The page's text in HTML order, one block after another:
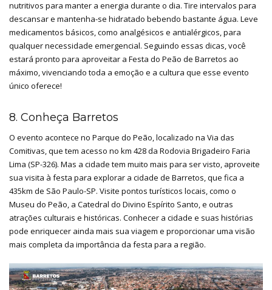
nutritivos para manter a energia durante o dia. Tire intervalos para
descansar e mantenha-se hidratado bebendo bastante água. Leve
medicamentos básicos, como analgésicos e antialérgicos, para
qualquer necessidade emergencial. Seguindo essas dicas, você
estará pronto para aproveitar a Festa do Peão de Barretos ao
máximo, vivenciando toda a emoção e a cultura que esse evento
único oferece!
8. Conheça Barretos
O evento acontece no Parque do Peão, localizado na Via das
Comitivas, que tem acesso no km 428 da Rodovia Brigadeiro Faria
Lima (SP-326). Mas a cidade tem muito mais para ser visto, aproveite
sua visita à festa para explorar a cidade de Barretos, que fica a
435km de São Paulo-SP. Visite pontos turísticos locais, como o
Museu do Peão, a Catedral do Divino Espírito Santo, e outras
atrações culturais e históricas. Conhecer a cidade e suas histórias
pode enriquecer ainda mais sua viagem e proporcionar uma visão
mais completa da importância da festa para a região.